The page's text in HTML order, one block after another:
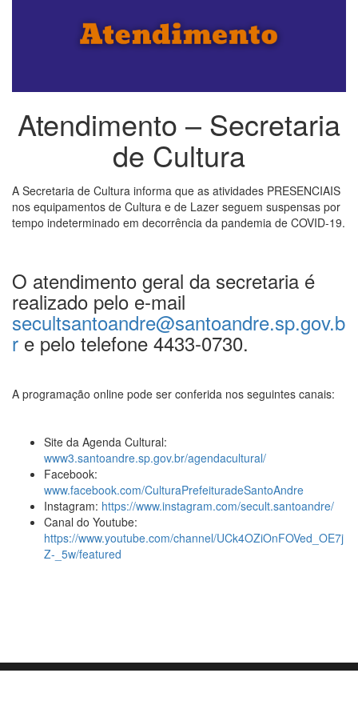
Atendimento – Secretaria
de Cultura
A Secretaria de Cultura informa que as atividades PRESENCIAIS
nos equipamentos de Cultura e de Lazer seguem suspensas por
tempo indeterminado em decorrência da pandemia de COVID-19.
O atendimento geral da secretaria é
realizado pelo e-mail
secultsantoandre@santoandre.sp.gov.b
r e pelo telefone 4433-0730.
A programação online pode ser conferida nos seguintes canais:
Site da Agenda Cultural:
www3.santoandre.sp.gov.br/agendacultural/
Facebook:
www.facebook.com/CulturaPrefeituradeSantoAndre
Instagram: https://www.instagram.com/secult.santoandre/
Canal do Youtube:
https://www.youtube.com/channel/UCk4OZiOnFOVed_OE7j
Z-_5w/featured